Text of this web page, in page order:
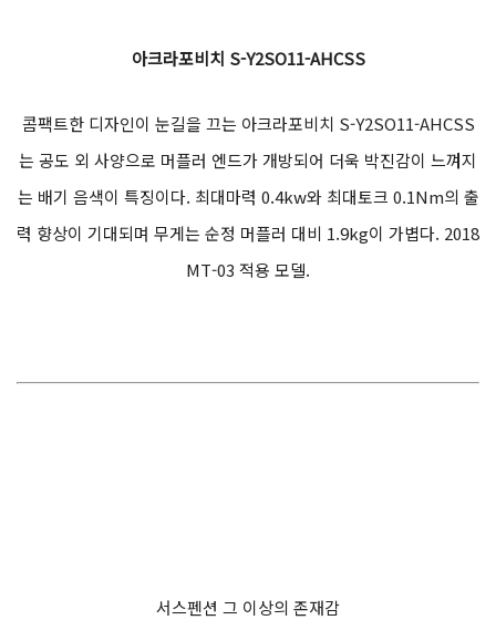
아크라포비치 S-Y2SO11-AHCSS
콤팩트한 디자인이 눈길을 끄는 아크라포비치 S-Y2SO11-AHCSS
는 공도 외 사양으로 머플러 엔드가 개방되어 더욱 박진감이 느껴지
는 배기 음색이 특징이다. 최대마력 0.4kw와 최대토크 0.1Nm의 출
력 향상이 기대되며 무게는 순정 머플러 대비 1.9kg이 가볍다. 2018
MT-03 적용 모델.
서스펜션 그 이상의 존재감